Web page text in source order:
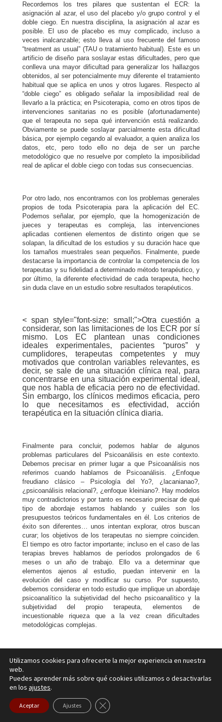
Recordemos los tres pilares que sustentan el ECR: la
asignación al azar, el uso del placebo y/o grupo control y el
doble ciego. En nuestra disciplina, la asignación al azar es
posible. El uso de placebo es muy complicado, incluso a
veces inalcanzable; esto lleva al uso frecuente del famoso
“treatment as usual” (TAU o tratamiento habitual). Este es un
artificio de diseño para soslayar estas dificultades, pero que
conlleva una mayor dificultad para generalizar los hallazgos
obtenidos, al ser potencialmente muy diferente el tratamiento
habitual que se aplica en unos y otros lugares. Respecto al
“doble ciego” es obligado señalar la imposibilidad real de
llevarlo a la práctica; en Psicoterapia, como en otros tipos de
intervenciones sanitarias no es posible (afortunadamente)
que el terapeuta no sepa qué intervención está realizando.
Obviamente se puede soslayar parcialmente esta dificultad
básica, por ejemplo cegando al evaluador, a quien analiza los
datos, etc, pero todo ello no deja de ser un parche
metodológico que no resuelve por completo la imposibilidad
real de aplicar el doble ciego con todas sus consecuencias.
Por otro lado, nos encontramos con los problemas generales
propios de toda Psicoterapia para la aplicación del EC.
Podemos señalar, por ejemplo, que la homogenización de
jueces y terapeutas es compleja, las intervenciones
aplicadas contienen elementos de distinto origen que se
solapan, la dificultad de los estudios y su duración hace que
los tamaños muestrales sean pequeños. Finalmente, puede
destacarse la importancia de controlar la competencia de los
terapeutas y su fidelidad a determinado método terapéutico, y
por último, la diferente efectividad de cada terapeuta, hecho
sin duda clave en un estudio sobre resultados terapéuticos.
< span style="font-size: small;">Otra cuestión a
considerar, son las limitaciones de los ECR por sí
mismo. Los EC plantean unas condiciones
ideales experimentales, pacientes “puros” y
cumplidores, terapeutas competentes y muy
motivados que controlan variables relevantes, es
decir, se sale de una situación clínica real, para
concentrarse en una situación experimental ideal,
que nos habla de eficacia pero no de efectividad.
Sin embargo, los clínicos medimos eficacia, pero
lo que necesitamos es efectividad, acción
terapéutica en la situación clínica diaria.
Finalmente para concluir, podemos hablar de algunos
problemas particulares del Psicoanálisis en este contexto.
Debemos precisar en primer lugar a que Psicoanálisis nos
referimos cuando hablamos de Psicoanálisis. ¿Enfoque
freudiano clásico – Psicología del Yo?, ¿lacanianao?,
¿psicoanálisis relacional?, ¿enfoque kleiniano?. Hay modelos
muy contradictorios y por tanto es necesario precisar de qué
tipo de abordaje estamos hablando y cuáles son los
presupuestos teóricos fundamentales en él. Los criterios de
éxito son diferentes… unos intentan explorar, otros buscan
curar; los objetivos de los terapeutas no siempre coinciden.
El tiempo es otro factor importante; incluso en el caso de las
terapias breves hablamos de períodos prolongados de 6
meses o un año de trabajo. Ello va a determinar que
elementos ajenos al estudio, puedan intervenir en la
evolución del caso y modificar su curso. Por supuesto,
debemos considerar en todo estudio que implique un abordaje
psicoanalítico la subjetividad del hecho psicoanalítico y la
subjetividad del propio terapeuta, elementos de
incuestionable riqueza que a la vez crean dificultades
metodológicas complejas.
Para terminar una última consideración. Mirando a nuestro
alrededor en cualquier centro hospitalario, encontraremos que
la mayor diferencia entre el escenario de hoy y el de hace,
por ejemplo, sólo quince años, tiene que ver, no con avances
farmacológicos ni con propuestas terapéuticas de medicina
interna o de endocrinología, sino con las intervenciones
quirúrgicas. Los cirujanos han generado cambios gigantescos
Utilizamos cookies para ofrecerte la mejor experiencia en nuestra
web.
Puedes aprender más sobre qué cookies utilizamos o desactivarlas
en los ajustes.
Aceptar Ajustes Cerrar el banner de cookies RGPD